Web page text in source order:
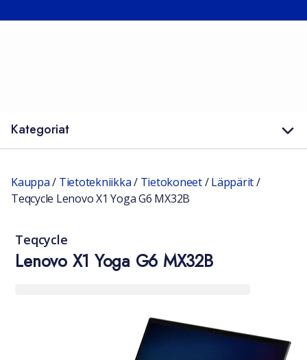
Kategoriat
Kauppa/ Tietotekniikka/ Tietokoneet/Läppärit/
Teqcycle Lenovo X1 Yoga G6 MX32B
Lenovo X1 Yoga G6 MX32B
Teqcycle